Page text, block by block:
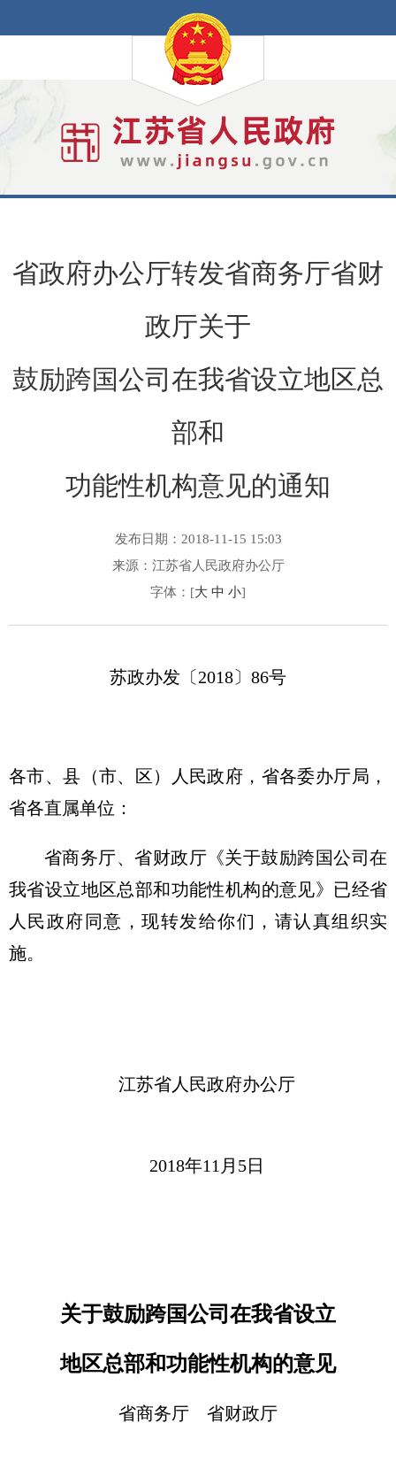
省政府办公厅转发省商务厅省财
政厅关于
鼓励跨国公司在我省设立地区总
部和
功能性机构意见的通知
发布日期：2018-11-15 15:03
来源：江苏省人民政府办公厅
字体：[大 中 小]
苏政办发〔2018〕86号
各市、县（市、区）人民政府，省各委办厅局，
省各直属单位：
省商务厅、省财政厅《关于鼓励跨国公司在
我省设立地区总部和功能性机构的意见》已经省
人民政府同意，现转发给你们，请认真组织实
施。
江苏省人民政府办公厅
2018年11月5日
关于鼓励跨国公司在我省设立
地区总部和功能性机构的意见
省商务厅 省财政厅